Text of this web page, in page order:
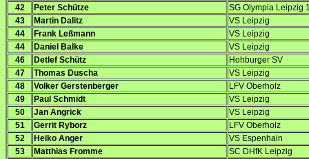
42
Peter Schütze
SG Olympia Leipzig
43
Martin Dalitz
VS Leipzig
44
Frank Leßmann
VS Leipzig
44
Daniel Balke
VS Leipzig
46
Detlef Schütz
Hohburger SV
47
Thomas Duscha
VS Leipzig
48
Volker Gerstenberger
LFV Oberholz
49
Paul Schmidt
VS Leipzig
50
Jan Angrick
VS Leipzig
51
Gerrit Ryborz
LFV Oberholz
52
Heiko Anger
VS Espenhain
53
Matthias Fromme
SC DHfK Leipzig